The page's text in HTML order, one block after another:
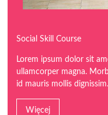
Social Skill Course
Lorem ipsum dolor sit
ullamcorper magna.
id mauris mollis
Więcej